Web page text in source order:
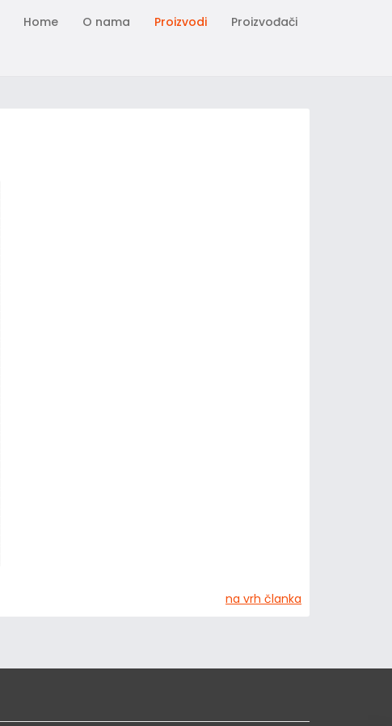
Home O nama Proizvodi Proizvođači
na vrh članka